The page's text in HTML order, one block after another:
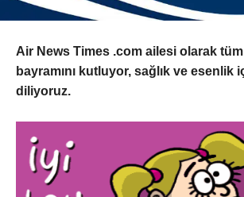
Air News Times .com ailesi olarak
bayramını kutluyor, sağlık ve esenlik
diliyoruz.